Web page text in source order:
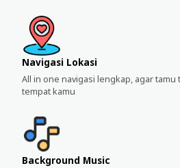
Navigasi Lokasi
All in one navigasi lengkap, agar tamu
tempat kamu
Background Music